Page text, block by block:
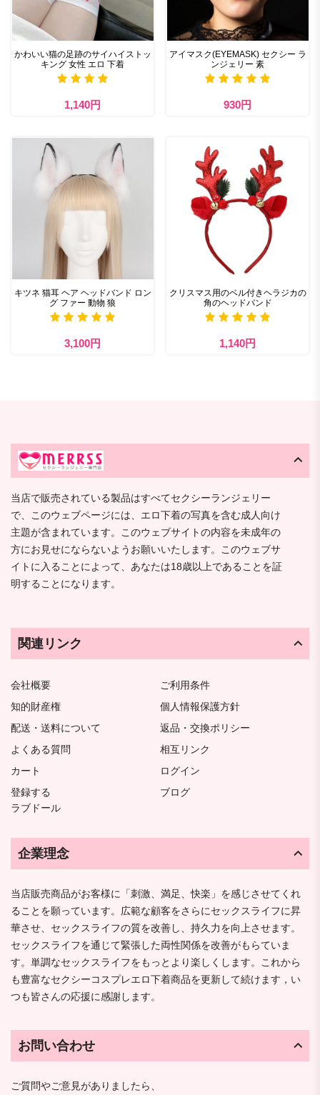
かわいい猫の足跡のサイハイストッ
キング 女性 エロ 下着
1,140円
アイマスク(EYEMASK) セクシー ラ
ンジェリー 素
930円
キツネ 猫耳 ヘア ヘッドバンド ロン
グ ファー 動物 狼
3,100円
クリスマス用のベル付きヘラジカの
角のヘッドバンド
1,140円
当店で販売されている製品はすべてセクシーランジェリー
で、このウェブページには、エロ下着の写真を含む成人向け
主題が含まれています。このウェブサイトの内容を未成年の
方にお見せにならないようお願いいたします。このウェブサ
イトに入ることによって、あなたは18歳以上であることを証
明することになります。
関連リンク
会社概要
ご利用条件
知的財産権
個人情報保護方針
配送・送料について
返品・交換ポリシー
よくある質問
相互リンク
カート
ログイン
登録する
ブログ
ラブドール
企業理念
当店販売商品がお客様に「刺激、満足、快楽」を感じさせてくれ
ることを願っています。広範な顧客をさらにセックスライフに昇
華させ、セックスライフの質を改善し、持久力を向上させます。
セックスライフを通じて緊張した両性関係を改善がもらていま
す。単調なセックスライフをもっとより楽しくします。これから
も豊富なセクシーコスプレエロ下着商品を更新して続けます，い
つも皆さんの応援に感謝します。
お問い合わせ
ご質問やご意見がありましたら、